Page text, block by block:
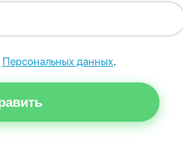
Персональных данных.